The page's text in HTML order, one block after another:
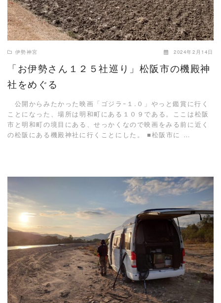
伊勢神宮 2024年2月14日
「お伊勢さん１２５社巡り」松阪市の機殿神
社をめぐる
公開からみたかった映画「ゴジラｰ１.０」やっと鑑賞に行く
ことになった、場所は明和町にある１０９である。ここは松阪
市と明和町の境目にある、せっかくなので映画をみる前に近く
の松阪にある機殿神社に行くことにした。 ■松阪市に …
READ MORE